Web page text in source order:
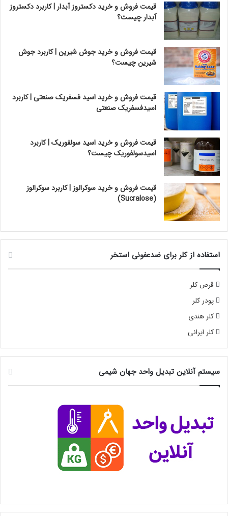
قیمت فروش و خرید دکستروز آبدار | کاربرد دکستروز
آبدار چیست؟
قیمت فروش و خرید جوش شیرین | کاربرد جوش
شیرین چیست؟
قیمت فروش و خرید اسید فسفریک صنعتی | کاربرد
اسیدفسفریک صنعتی
قیمت فروش و خرید اسید سولفوریک | کاربرد
اسیدسولفوریک چیست؟
قیمت فروش و خرید سوکرالوز | کاربرد سوکرالوز
(Sucralose)
استفاده از کلر برای ضدعفونی استخر
قرص کلر
پودر کلر
کلر هندی
کلر ایرانی
سیستم آنلاین تبدیل واحد جهان شیمی